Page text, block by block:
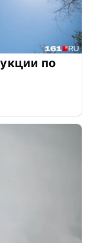
по